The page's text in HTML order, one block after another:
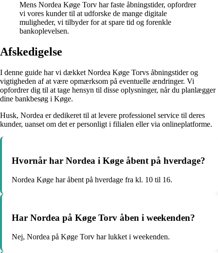
Mens Nordea Køge Torv har faste åbningstider, opfordrer
vi vores kunder til at udforske de mange digitale
muligheder, vi tilbyder for at spare tid og forenkle
bankoplevelsen.
Afskedigelse
I denne guide har vi dækket Nordea Køge Torvs åbningstider og
vigtigheden af at være opmærksom på eventuelle ændringer. Vi
opfordrer dig til at tage hensyn til disse oplysninger, når du planlægger
dine bankbesøg i Køge.
Husk, Nordea er dedikeret til at levere professionel service til deres
kunder, uanset om det er personligt i filialen eller via onlineplatforme.
Hvornår har Nordea i Køge åbent på hverdage?
Nordea Køge har åbent på hverdage fra kl. 10 til 16.
Har Nordea på Køge Torv åben i weekenden?
Nej, Nordea på Køge Torv har lukket i weekenden.